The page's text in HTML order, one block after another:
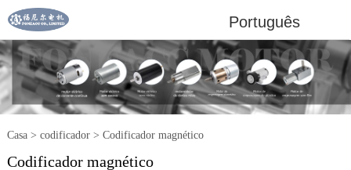
Português
Casa> codificador> Codificador magnético
Codificador magnético